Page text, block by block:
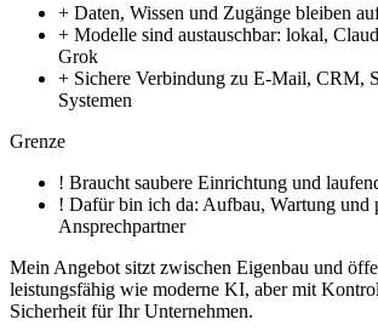
+ Daten, Wissen und Zugänge bleiben
+ Modelle sind austauschbar: lokal,
Grok
+ Sichere Verbindung zu E-Mail, CRM,
Systemen
Grenze
! Braucht saubere Einrichtung und
! Dafür bin ich da: Aufbau, Wartung und
Ansprechpartner
Mein Angebot sitzt zwischen Eigenbau und
leistungsfähig wie moderne KI, aber mit
Sicherheit für Ihr Unternehmen.